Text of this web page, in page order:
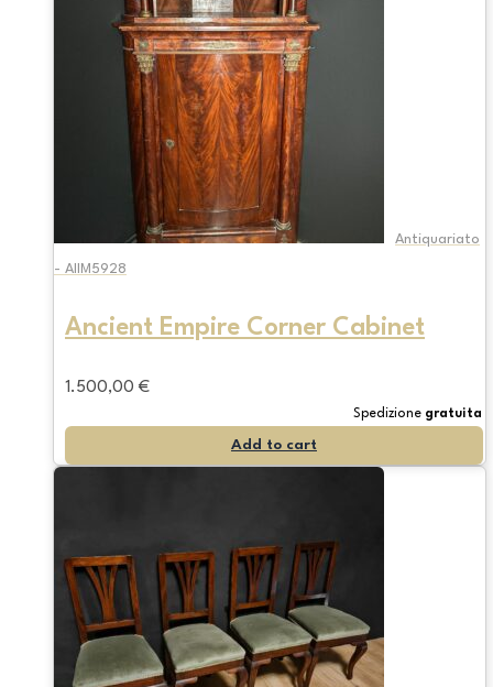
Antiquariato
- AIIM5928
Ancient Empire Corner Cabinet
1.500,00 €
Spedizione gratuita
Add to cart